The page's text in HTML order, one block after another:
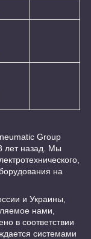
Group
лет назад. Мы
на
и Украины,
нами,
в соответствии
системами